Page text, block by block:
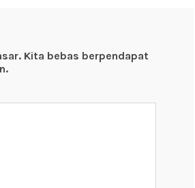
Kita bebas berpendapat